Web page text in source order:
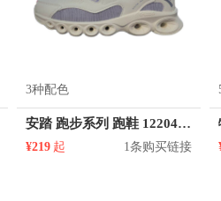
3种配色
安踏 跑步系列 跑鞋 122045570
¥219 起 1条购买链接